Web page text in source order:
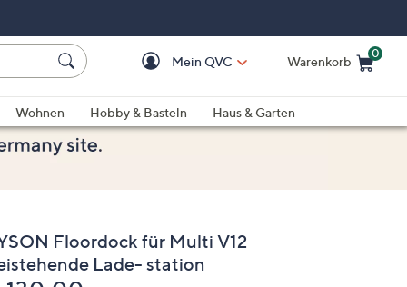
Mein QVC Warenkorb
0
Wohnen Hobby & Basteln
Haus & Garten
Floordock für Multi V12
Lade- station